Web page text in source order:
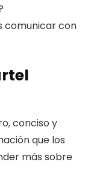
comunicar con
conciso y
que los
más sobre